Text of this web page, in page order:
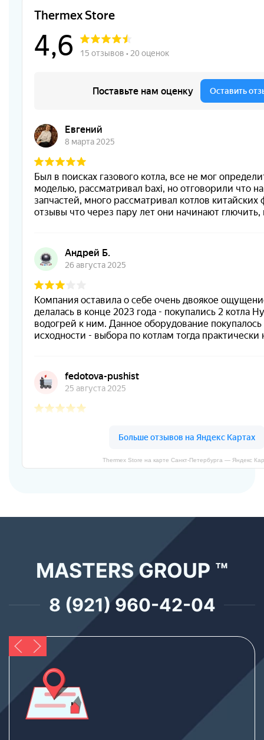
Thermex Store на карте Санкт‑Петербурга — Яндекс
MASTERS GROUP ™
8 (921) 960-42-04